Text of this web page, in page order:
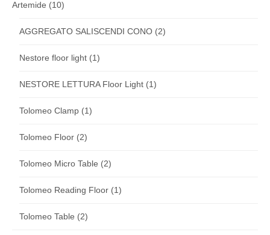
Artemide (10)
AGGREGATO SALISCENDI CONO (2)
Nestore floor light (1)
NESTORE LETTURA Floor Light (1)
Tolomeo Clamp (1)
Tolomeo Floor (2)
Tolomeo Micro Table (2)
Tolomeo Reading Floor (1)
Tolomeo Table (2)